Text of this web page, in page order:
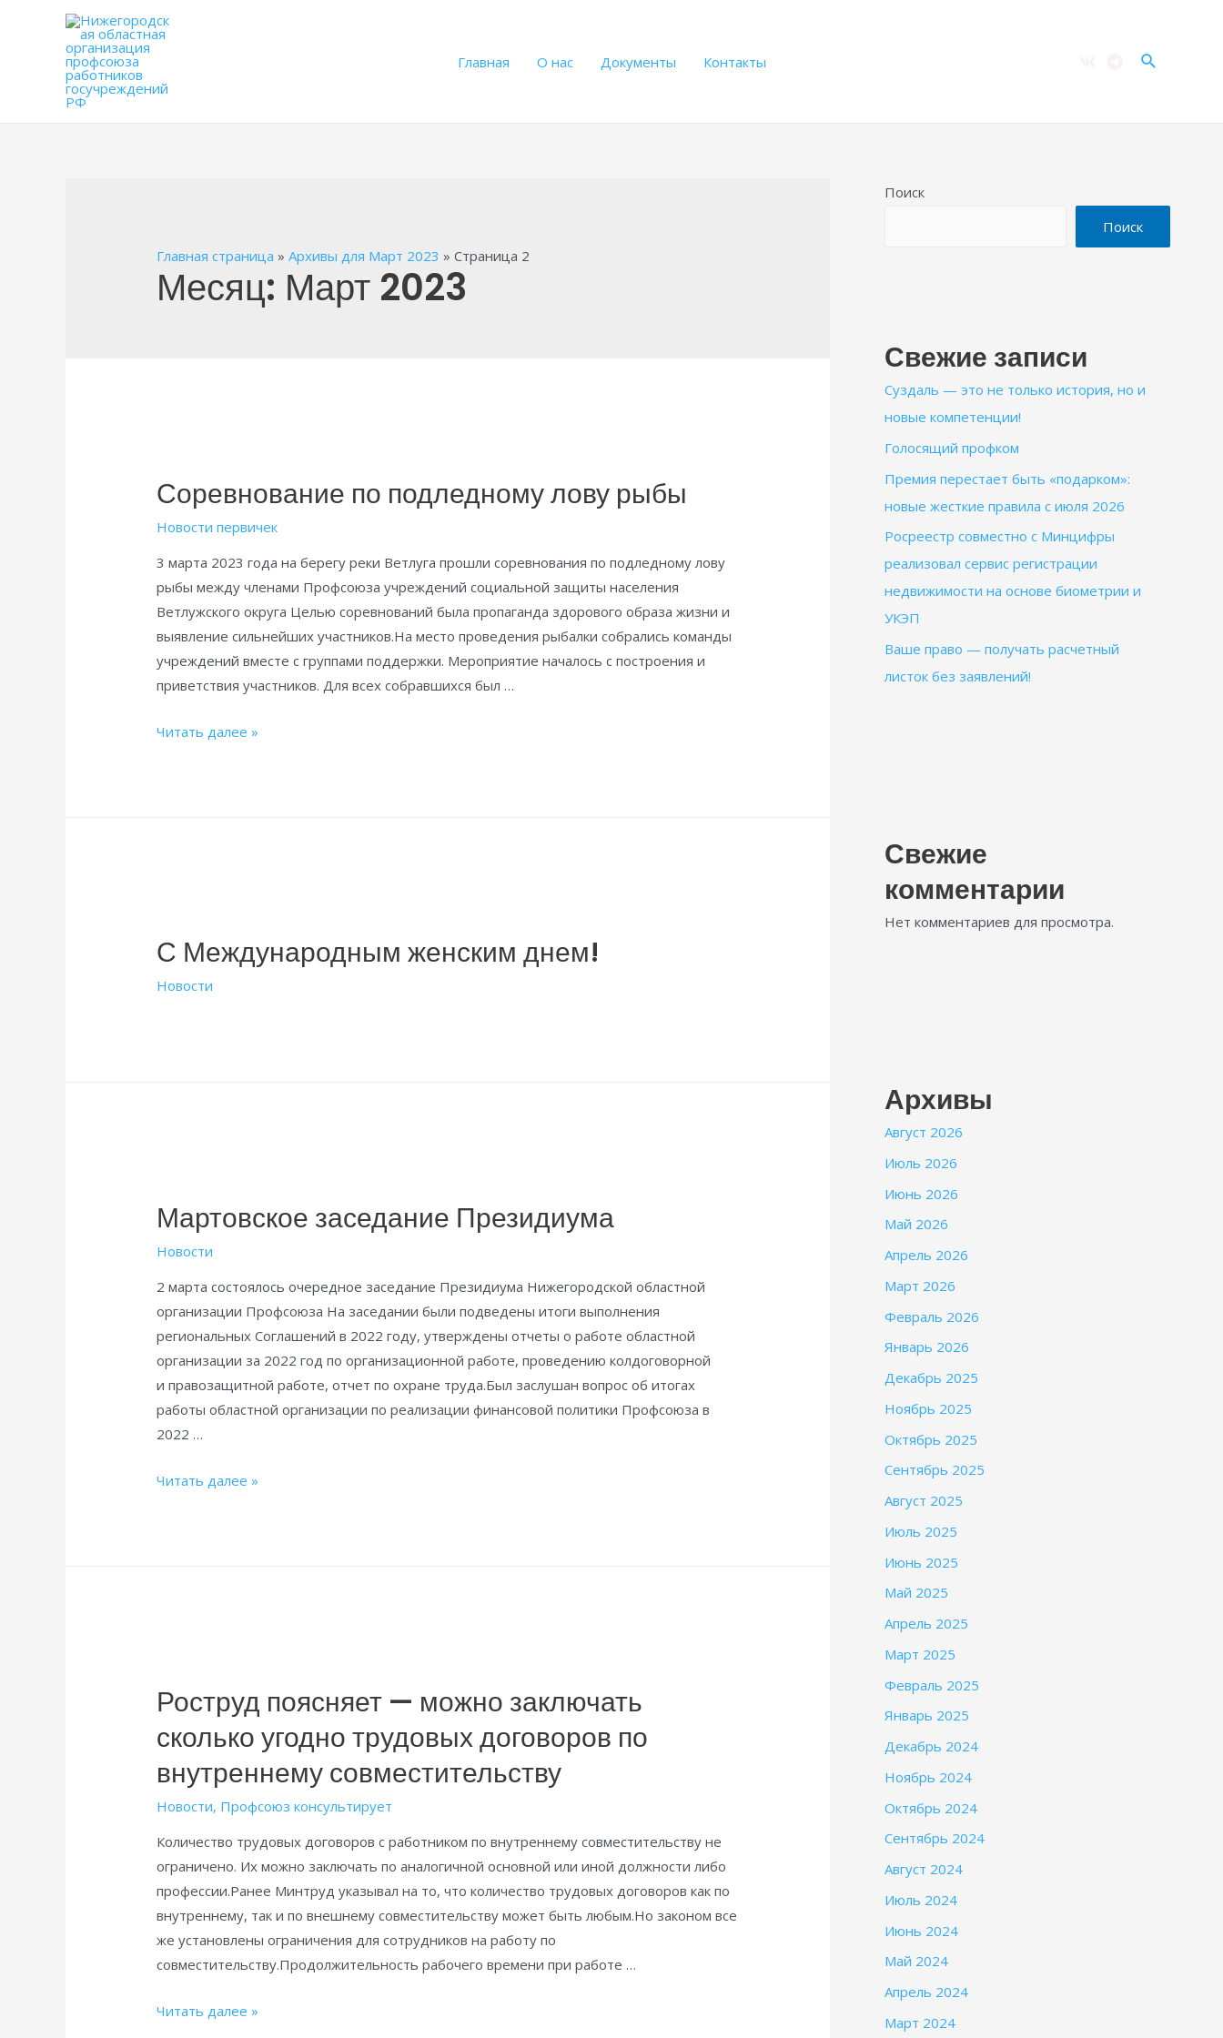
Главная О нас Документы Контакты Поиск
Главная страница »Архивы для Март 2023 »Страница 2
Месяц: Март 2023
Соревнование по подледному лову рыбы
Новости первичек
3 марта 2023 года на берегу реки Ветлуга прошли соревнования по подледному лову
рыбы между членами Профсоюза учреждений социальной защиты населения
Ветлужского округа Целью соревнований была пропаганда здорового образа жизни и
выявление сильнейших участников.На место проведения рыбалки собрались команды
учреждений вместе с группами поддержки. Мероприятие началось с построения и
приветствия участников. Для всех собравшихся был …
Соревнование
Читать далее »
С Международным женским днем!
Новости
Мартовское заседание Президиума
Новости
2 марта состоялось очередное заседание Президиума Нижегородской областной
организации Профсоюза На заседании были подведены итоги выполнения
региональных Соглашений в 2022 году, утверждены отчеты о работе областной
организации за 2022 год по организационной работе, проведению колдоговорной
и правозащитной работе, отчет по охране труда.Был заслушан вопрос об итогах
работы областной организации по реализации финансовой политики Профсоюза в
2022 …
Мартовское
Читать далее »
Роструд поясняет — можно заключать
сколько угодно трудовых договоров по
внутреннему совместительству
Новости, Профсоюз консультирует
Количество трудовых договоров с работником по внутреннему совместительству не
ограничено. Их можно заключать по аналогичной основной или иной должности либо
профессии.Ранее Минтруд указывал на то, что количество трудовых договоров как по
внутреннему, так и по внешнему совместительству может быть любым.Но законом все
же установлены ограничения для сотрудников на работу по
совместительству.Продолжительность рабочего времени при работе …
Роструд
Читать далее »
Поиск
Поиск
Свежие записи
Суздаль — это не только история, но и
новые компетенции!
Голосящий профком
Премия перестает быть «подарком»:
новые жесткие правила с июля 2026
Росреестр совместно с Минцифры
реализовал сервис регистрации
недвижимости на основе биометрии и
УКЭП
Ваше право — получать расчетный
листок без заявлений!
Свежие
комментарии
Нет комментариев для просмотра.
Архивы
Август 2026
Июль 2026
Июнь 2026
Май 2026
Апрель 2026
Март 2026
Февраль 2026
Январь 2026
Декабрь 2025
Ноябрь 2025
Октябрь 2025
Сентябрь 2025
Август 2025
Июль 2025
Июнь 2025
Май 2025
Апрель 2025
Март 2025
Февраль 2025
Январь 2025
Декабрь 2024
Ноябрь 2024
Октябрь 2024
Сентябрь 2024
Август 2024
Июль 2024
Июнь 2024
Май 2024
Апрель 2024
Март 2024